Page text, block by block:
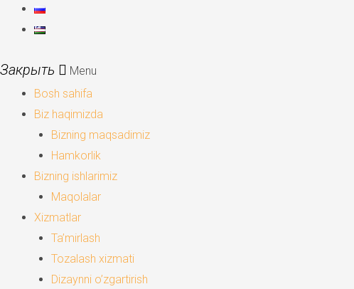
Menu
Bosh sahifa
Biz haqimizda
Bizning maqsadimiz
Hamkorlik
Bizning ishlarimiz
Maqolalar
Xizmatlar
Ta’mirlash
Tozalash xizmati
Dizaynni o’zgartirish